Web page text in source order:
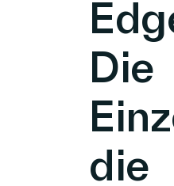
Die
die